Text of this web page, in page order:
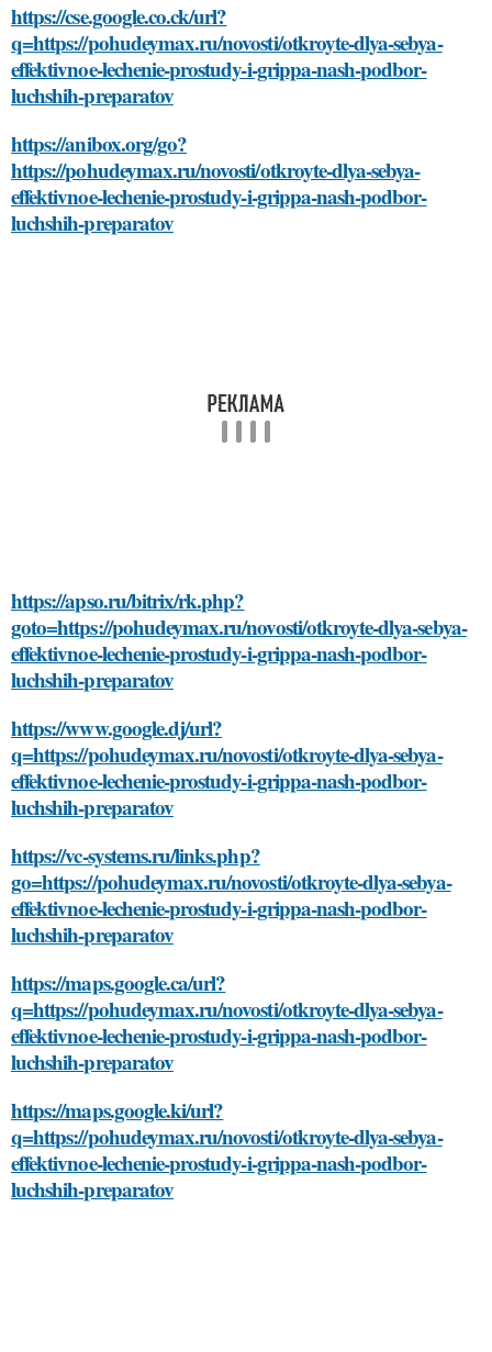
https://cse.google.co.ck/url?
q=https://pohudeymax.ru/novosti/otkroyte-dlya-sebya-
effektivnoe-lechenie-prostudy-i-grippa-nash-podbor-
luchshih-preparatov
https://anibox.org/go?
https://pohudeymax.ru/novosti/otkroyte-dlya-sebya-
effektivnoe-lechenie-prostudy-i-grippa-nash-podbor-
luchshih-preparatov
https://apso.ru/bitrix/rk.php?
goto=https://pohudeymax.ru/novosti/otkroyte-dlya-sebya-
effektivnoe-lechenie-prostudy-i-grippa-nash-podbor-
luchshih-preparatov
https://www.google.dj/url?
q=https://pohudeymax.ru/novosti/otkroyte-dlya-sebya-
effektivnoe-lechenie-prostudy-i-grippa-nash-podbor-
luchshih-preparatov
https://vc-systems.ru/links.php?
go=https://pohudeymax.ru/novosti/otkroyte-dlya-sebya-
effektivnoe-lechenie-prostudy-i-grippa-nash-podbor-
luchshih-preparatov
https://maps.google.ca/url?
q=https://pohudeymax.ru/novosti/otkroyte-dlya-sebya-
effektivnoe-lechenie-prostudy-i-grippa-nash-podbor-
luchshih-preparatov
https://maps.google.ki/url?
q=https://pohudeymax.ru/novosti/otkroyte-dlya-sebya-
effektivnoe-lechenie-prostudy-i-grippa-nash-podbor-
luchshih-preparatov